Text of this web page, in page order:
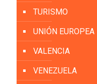
TURISMO
UNIÓN EUROPEA
VALENCIA
VENEZUELA